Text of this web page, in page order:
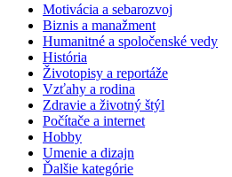
Motivácia a sebarozvoj
Biznis a manažment
Humanitné a spoločenské vedy
História
Životopisy a reportáže
Vzťahy a rodina
Zdravie a životný štýl
Počítače a internet
Hobby
Umenie a dizajn
Ďalšie kategórie